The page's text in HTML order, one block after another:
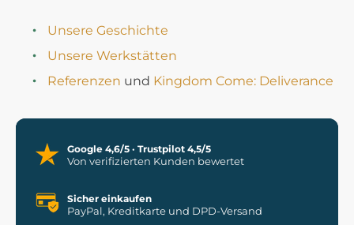
Unsere Geschichte
Unsere Werkstätten
Referenzen und Kingdom Come: Deliverance
Google 4,6/5 · Trustpilot 4,5/5
Von verifizierten Kunden bewertet
Sicher einkaufen
PayPal, Kreditkarte und DPD-Versand